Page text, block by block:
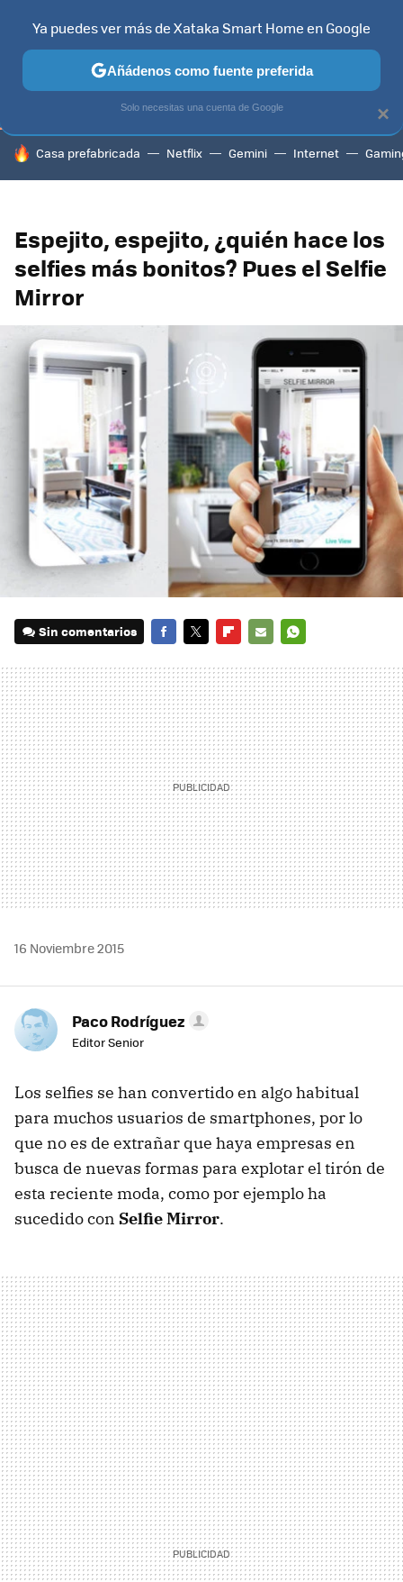
TELEVISORES CONTENIDOS SMART TV SELECCIÓN
HOY SE HABLA DE
Casa prefabricada Netflix Gemini Internet
Espejito, espejito, ¿quién hace los
selfies más bonitos? Pues el Selfie
Mirror
Sin comentarios
MAIL
16 Noviembre 2015
Paco Rodríguez
Editor Senior
Los selfies se han convertido en algo habitual
para muchos usuarios de smartphones, por lo
que no es de extrañar que haya empresas en
busca de nuevas formas para explotar el tirón de
esta reciente moda, como por ejemplo ha
sucedido con Selfie Mirror.
×
Ya puedes ver más de Xataka Smart Home en Google
Añádenos como fuente preferida
Solo necesitas una cuenta de Google